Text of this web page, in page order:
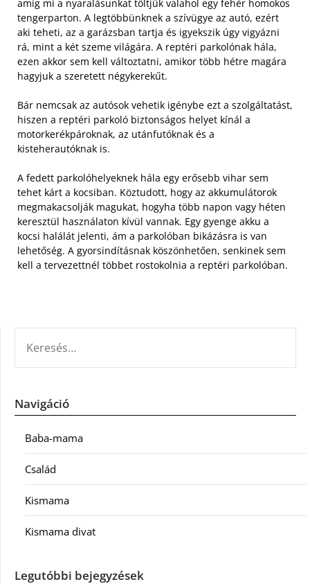
amíg mi a nyaralásunkat töltjük valahol egy fehér homokos
tengerparton. A legtöbbünknek a szívügye az autó, ezért
aki teheti, az a garázsban tartja és igyekszik úgy vigyázni
rá, mint a két szeme világára. A reptéri parkolónak hála,
ezen akkor sem kell változtatni, amikor több hétre magára
hagyjuk a szeretett négykerekűt.
Bár nemcsak az autósok vehetik igénybe ezt a szolgáltatást,
hiszen a reptéri parkoló biztonságos helyet kínál a
motorkerékpároknak, az utánfutóknak és a
kisteherautóknak is.
A fedett parkolóhelyeknek hála egy erősebb vihar sem
tehet kárt a kocsiban. Köztudott, hogy az akkumulátorok
megmakacsolják magukat, hogyha több napon vagy héten
keresztül használaton kívül vannak. Egy gyenge akku a
kocsi halálát jelenti, ám a parkolóban bikázásra is van
lehetőség. A gyorsindításnak köszönhetően, senkinek sem
kell a tervezettnél többet rostokolnia a reptéri parkolóban.
Navigáció
Baba-mama
Család
Kismama
Kismama divat
Legutóbbi bejegyzések